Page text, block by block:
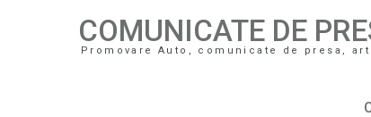
COMUNICATE DE
Promovare Auto, comunicate de presa,